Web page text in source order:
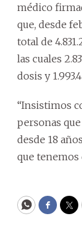
médico
que, desde
total de
las cuales
dosis y
“Insistimos
personas
desde 18
que tenemos